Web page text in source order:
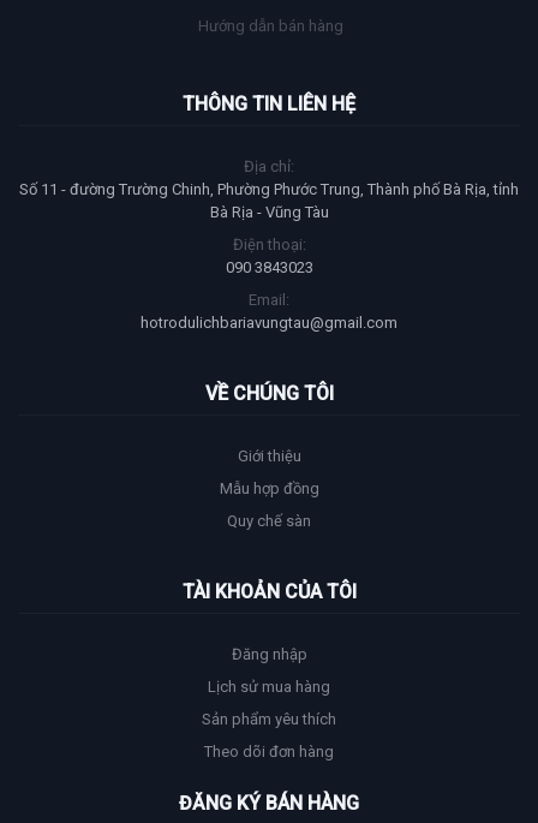
Hướng dẫn bán hàng
THÔNG TIN LIÊN HỆ
Địa chỉ:
Số 11 - đường Trường Chinh, Phường Phước Trung, Thành phố Bà Rịa, tỉnh
Bà Rịa - Vũng Tàu
Điện thoại:
090 3843023
Email:
hotrodulichbariavungtau@gmail.com
VỀ CHÚNG TÔI
Giới thiệu
Mẫu hợp đồng
Quy chế sàn
TÀI KHOẢN CỦA TÔI
Đăng nhập
Lịch sử mua hàng
Sản phẩm yêu thích
Theo dõi đơn hàng
ĐĂNG KÝ BÁN HÀNG